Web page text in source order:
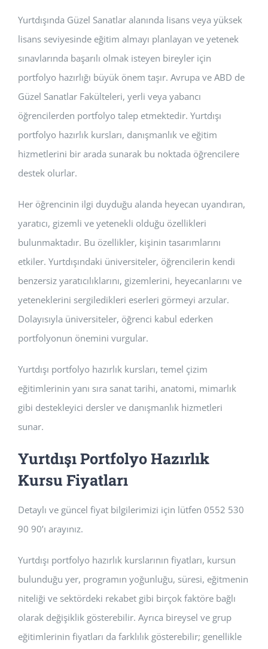
Yurtdışında Güzel Sanatlar alanında lisans veya yüksek
lisans seviyesinde eğitim almayı planlayan ve yetenek
sınavlarında başarılı olmak isteyen bireyler için
portfolyo hazırlığı büyük önem taşır. Avrupa ve ABD de
Güzel Sanatlar Fakülteleri, yerli veya yabancı
öğrencilerden portfolyo talep etmektedir. Yurtdışı
portfolyo hazırlık kursları, danışmanlık ve eğitim
hizmetlerini bir arada sunarak bu noktada öğrencilere
destek olurlar.
Her öğrencinin ilgi duyduğu alanda heyecan uyandıran,
yaratıcı, gizemli ve yetenekli olduğu özellikleri
bulunmaktadır. Bu özellikler, kişinin tasarımlarını
etkiler. Yurtdışındaki üniversiteler, öğrencilerin kendi
benzersiz yaratıcılıklarını, gizemlerini, heyecanlarını ve
yeteneklerini sergiledikleri eserleri görmeyi arzular.
Dolayısıyla üniversiteler, öğrenci kabul ederken
portfolyonun önemini vurgular.
Yurtdışı portfolyo hazırlık kursları, temel çizim
eğitimlerinin yanı sıra sanat tarihi, anatomi, mimarlık
gibi destekleyici dersler ve danışmanlık hizmetleri
sunar.
Yurtdışı Portfolyo Hazırlık
Kursu Fiyatları
Detaylı ve güncel fiyat bilgilerimizi için lütfen 0552 530
90 90’ı arayınız.
Yurtdışı portfolyo hazırlık kurslarının fiyatları, kursun
bulunduğu yer, programın yoğunluğu, süresi, eğitmenin
niteliği ve sektördeki rekabet gibi birçok faktöre bağlı
olarak değişiklik gösterebilir. Ayrıca bireysel ve grup
eğitimlerinin fiyatları da farklılık gösterebilir; genellikle